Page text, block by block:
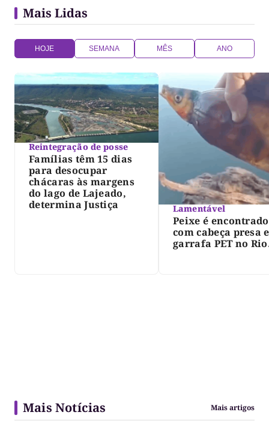
Mais Lidas
HOJE SEMANA MÊS ANO
Reintegração de posse
Famílias têm 15 dias
para desocupar
chácaras às margens
do lago de Lajeado,
determina Justiça
Lamentável
Peixe é encontrado
com cabeça presa
garrafa PET no Rio
Mais Notícias Mais artigos